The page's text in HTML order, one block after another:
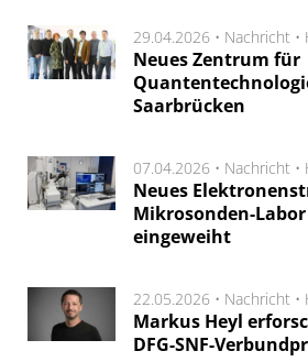
29.04.2026 • Nachricht •
Neues Zentrum für
Saarbrücken
07.04.2026 • Nachricht •
Neues
Mikrosonden-Labor
eingeweiht
22.05.2026 • Nachricht •
Markus Heyl
DFG-SNF-